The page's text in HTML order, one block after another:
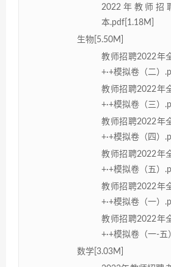
2022年教师招
本.pdf[1.18M]
生物[5.50M]
教师招聘2022年
+·+模拟卷（二）
教师招聘2022年
+·+模拟卷（三）
教师招聘2022年
+·+模拟卷（四）
教师招聘2022年
+·+模拟卷（五）
教师招聘2022年
+·+模拟卷（一）
教师招聘2022年
+·+模拟卷（一-五
数学[3.03M]